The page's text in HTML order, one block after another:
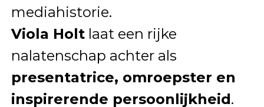
mediahistorie.
Viola Holtlaat een rijke
nalatenschap achter als
presentatrice, omroepster en
inspirerende persoonlijkheid.